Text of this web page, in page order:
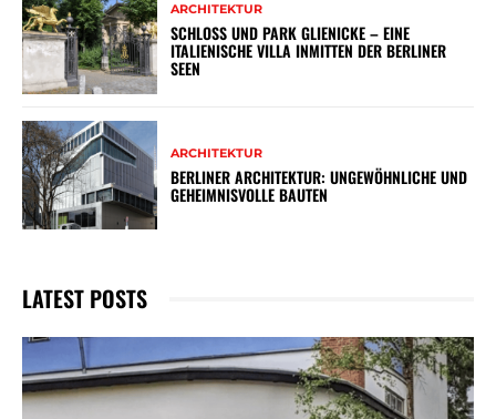
ARCHITEKTUR
SCHLOSS UND PARK GLIENICKE – EINE
ITALIENISCHE VILLA INMITTEN DER BERLINER
SEEN
ARCHITEKTUR
BERLINER ARCHITEKTUR: UNGEWÖHNLICHE UND
GEHEIMNISVOLLE BAUTEN
LATEST POSTS